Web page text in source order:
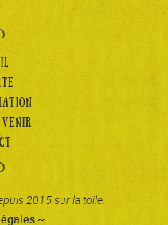
2015 sur la toile.
~